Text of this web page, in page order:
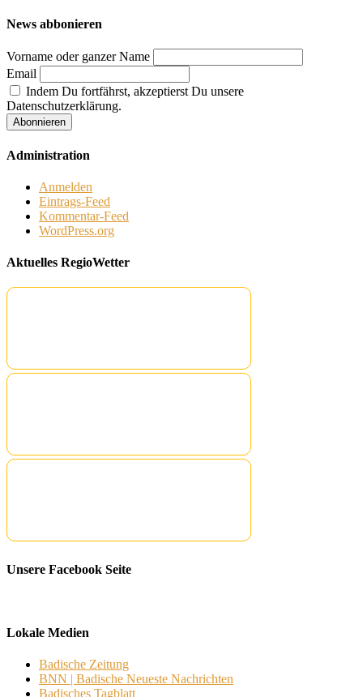
News abbonieren
Vorname oder ganzer Name
Email
Indem Du fortfährst, akzeptierst Du unsere
Datenschutzerklärung.
Administration
Anmelden
Eintrags-Feed
Kommentar-Feed
WordPress.org
Aktuelles RegioWetter
Unsere Facebook Seite
Lokale Medien
Badische Zeitung
BNN | Badische Neueste Nachrichten
Badisches Tagblatt